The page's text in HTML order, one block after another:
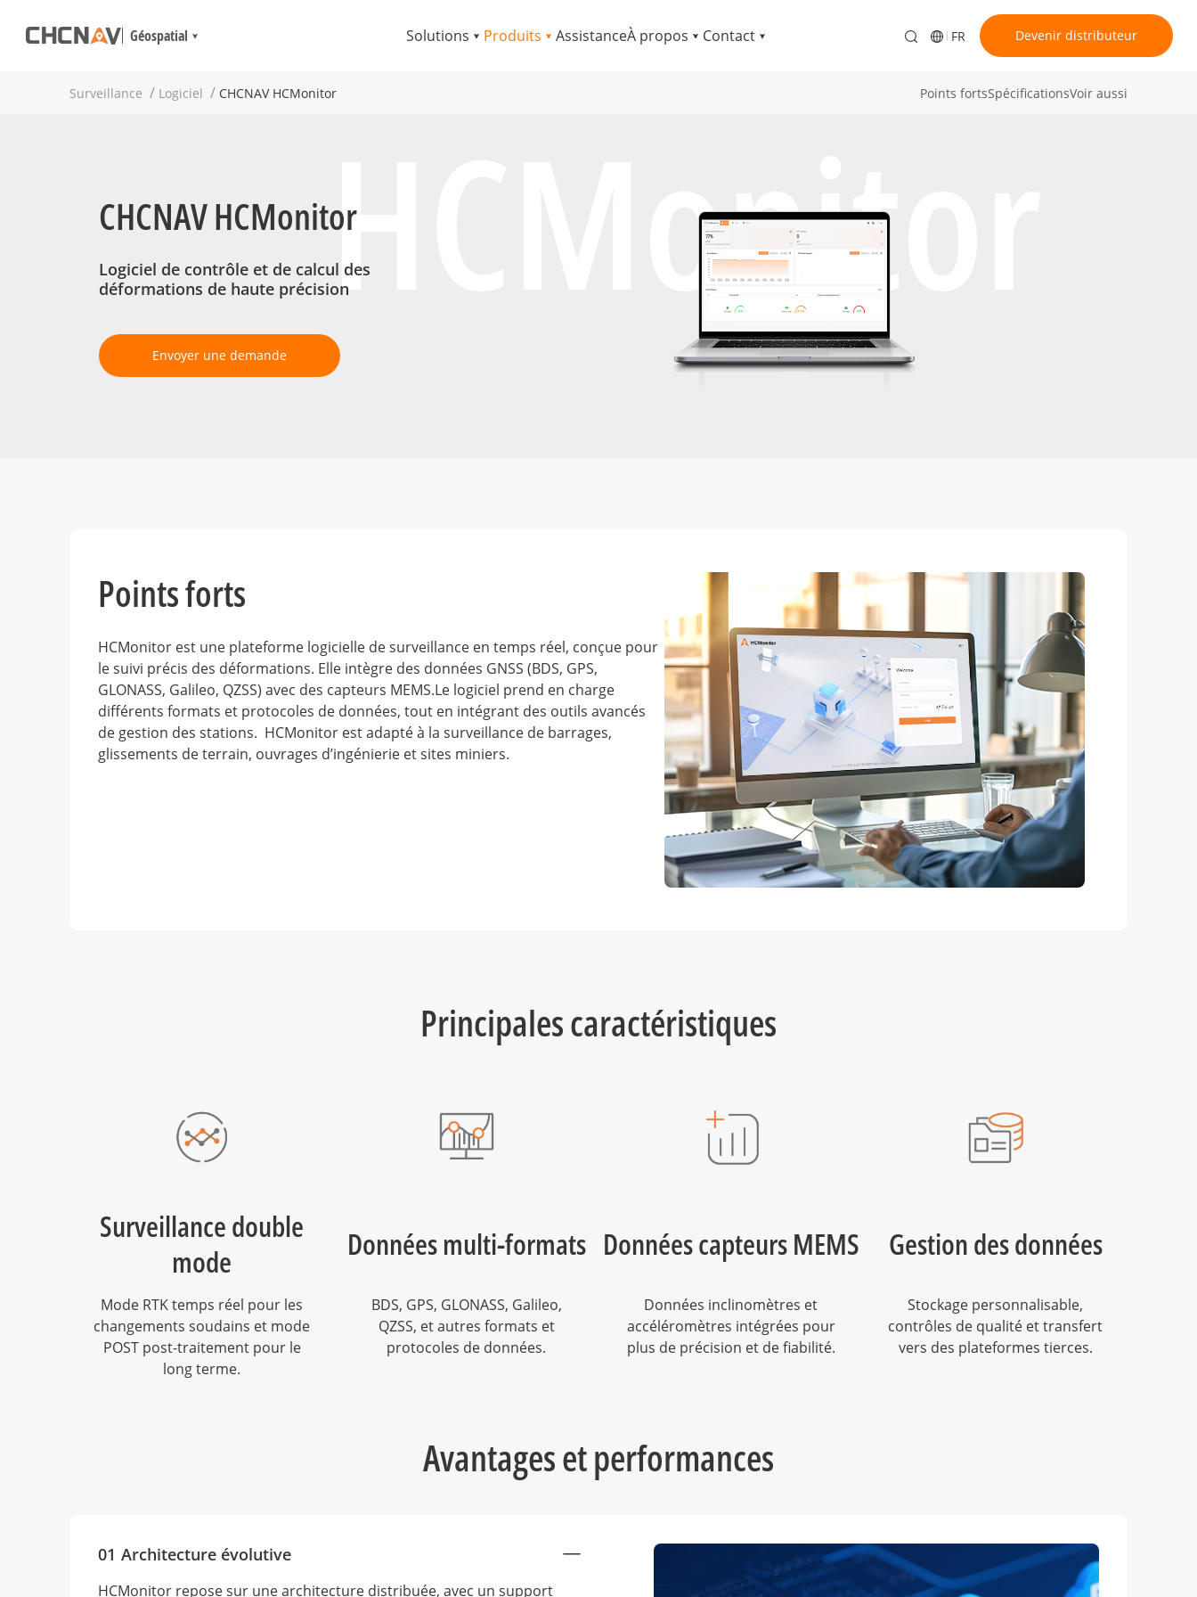
Géospatial Solutions Produits AssistanceÀ propos Contact FR Devenir distributeur
Surveillance Logiciel CHCNAV HCMonitor Points fortsSpécificationsVoir aussi
CHCNAV HCMonitor
Logiciel de contrôle et de calcul des
déformations de haute précision
Envoyer une demande
HCMonitor
Points forts
HCMonitor est une plateforme logicielle de surveillance en temps réel, conçue pour
le suivi précis des déformations. Elle intègre des données GNSS (BDS, GPS,
GLONASS, Galileo, QZSS) avec des capteurs MEMS.Le logiciel prend en charge
différents formats et protocoles de données, tout en intégrant des outils avancés
de gestion des stations. HCMonitor est adapté à la surveillance de barrages,
glissements de terrain, ouvrages d’ingénierie et sites miniers.
Principales caractéristiques
Surveillance double
mode
Mode RTK temps réel pour les
changements soudains et mode
POST post-traitement pour le
long terme.
Données multi-formats
BDS, GPS, GLONASS, Galileo,
QZSS, et autres formats et
protocoles de données.
Données capteurs MEMS
Données inclinomètres et
accéléromètres intégrées pour
plus de précision et de fiabilité.
Gestion des données
Stockage personnalisable,
contrôles de qualité et transfert
vers des plateformes tierces.
Avantages et performances
01 Architecture évolutive
HCMonitor repose sur une architecture distribuée, avec un support